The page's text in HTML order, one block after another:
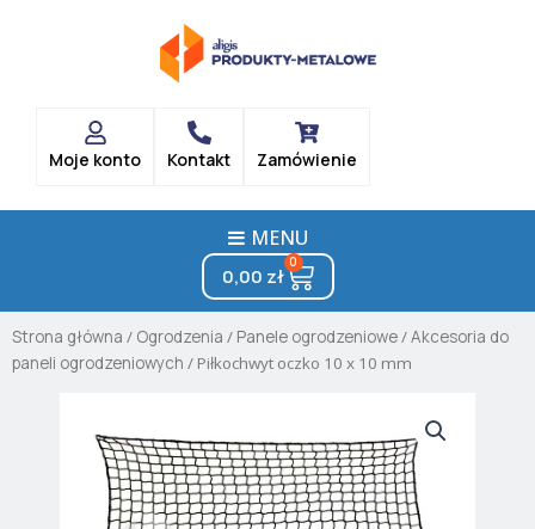
Moje konto Kontakt Zamówienie
MENU
0,00 zł
0
Cart
Strona główna / Ogrodzenia / Panele ogrodzeniowe/Akcesoria do
paneli ogrodzeniowych / Piłkochwyt oczko 10 x 10 mm